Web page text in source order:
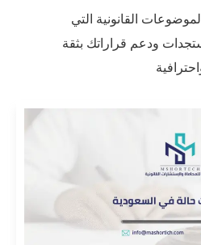
القانونية التي
ودعم قراراتك بثقة